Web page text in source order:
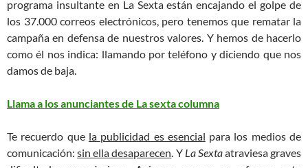
programa insultante en La Sexta están encajando el golpe de
los 37.000 correos electrónicos, pero tenemos que rematar la
campaña en defensa de nuestros valores. Y hemos de hacerlo
como él nos indica: llamando por teléfono y diciendo que nos
damos de baja.
Llama a los anunciantes de La sexta columna
Te recuerdo que la publicidad es esencial para los medios de
comunicación:sin ella desaparecen. Y La Sextaatraviesa graves